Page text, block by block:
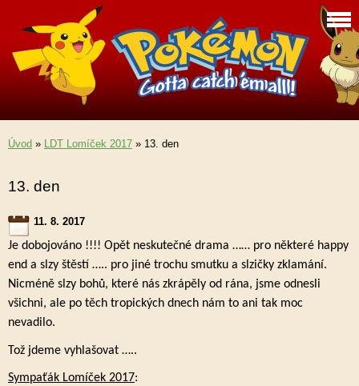
Úvod » LDT Lomíček 2017 » 13. den
13. den
11. 8. 2017
Je dobojováno !!!! Opět neskutečné drama …… pro některé happy
end a slzy štěstí ….. pro jiné trochu smutku a slzičky zklamání.
Nicméně slzy bohů, které nás zkrápěly od rána, jsme odnesli
všichni, ale po těch tropických dnech nám to ani tak moc
nevadilo.
Tož jdeme vyhlašovat …..
Sympaťák Lomíček 2017: